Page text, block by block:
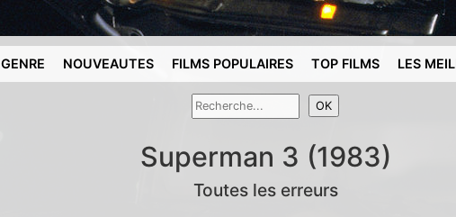
GENRE NOUVEAUTES FILMS POPULAIRES TOP FILMS LES
Superman 3 (1983)
Toutes les erreurs